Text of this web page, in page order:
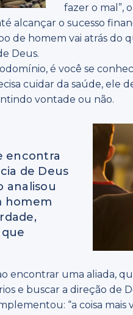
fazer o mal”,
alcançar o sucesso
de homem vai atrás do
Deus.
é você se
cuidar da saúde, ele
vontade ou não.
encontra
de Deus
analisou
homem
encontrar uma aliada,
e buscar a direção de
“a coisa mais